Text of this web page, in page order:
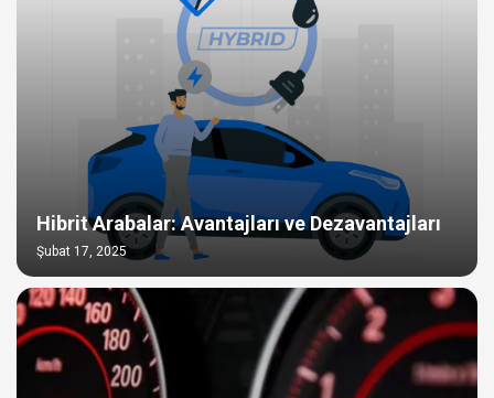
Hibrit Arabalar: Avantajları ve Dezavantajları
Şubat 17, 2025